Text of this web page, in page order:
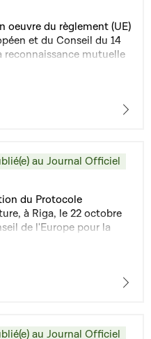
oeuvre du règlement (UE)
et du Conseil du 14
reconnaissance mutuelle
de confiscation et
2014 concernant la
en matière pénale
au Journal Officiel
du Protocole
à Riga, le 22 octobre
de l'Europe pour la
à la signature, à
au Journal Officiel